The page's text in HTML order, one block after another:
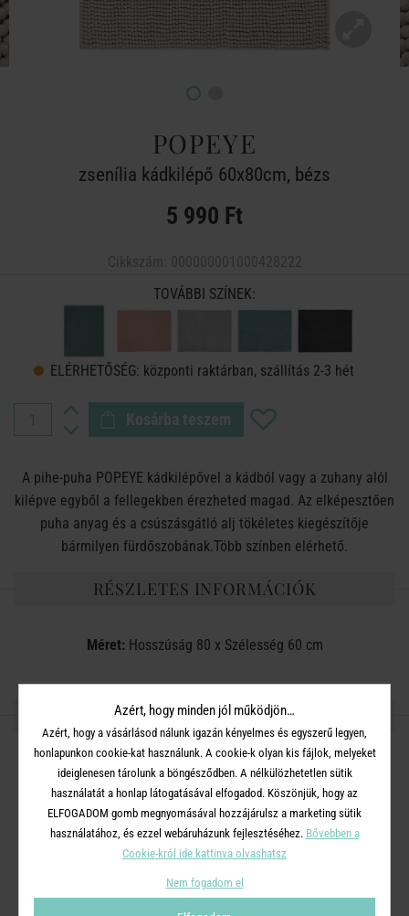
POPEYE
zsenília kádkilépő 60x80cm, bézs
5 990 Ft
TOVÁBBI SZÍNEK:
ELÉRHETŐSÉG: központi raktárban, szállítás 2-3 hét
Kosárba teszem
A pihe-puha POPEYE kádkilépővel a kádból vagy a zuhany alól
kilépve egyből a fellegekben érezheted magad. Az elképesztően
puha anyag és a csúszásgátló alj tökéletes kiegészítője
bármilyen fürdőszobának.Több színben elérhető.
RÉSZLETES INFORMÁCIÓK
Méret:Hosszúság 80 x Szélesség 60 cm
OSZD MEG MÁSOKKAL!
A TERMÉKCSALÁD TOVÁBBI
TERMÉKEI
Azért, hogy minden jól működjön…
Azért, hogy a vásárlásod nálunk igazán kényelmes és egyszerű legyen,
honlapunkon cookie-kat használunk. A cookie-k olyan kis fájlok, melyeket
ideiglenesen tárolunk a böngésződben. A nélkülözhetetlen sütik
használatát a honlap látogatásával elfogadod. Köszönjük, hogy az
ELFOGADOM gomb megnyomásával hozzájárulsz a marketing sütik
használatához, és ezzel webáruházunk fejlesztéséhez. Bővebben a
Cookie-król ide kattinva olvashatsz
Nem fogadom el